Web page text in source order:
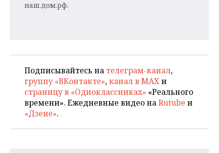
наш.дом.рф.
Подписывайтесь на телеграм-канал,
группу «ВКонтакте»,канал в MAXи
страницу в «Одноклассниках» «Реального
времени». Ежедневные видео наRutube и
«Дзене».